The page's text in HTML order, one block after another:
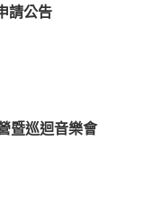
請公告
暨巡迴音樂會